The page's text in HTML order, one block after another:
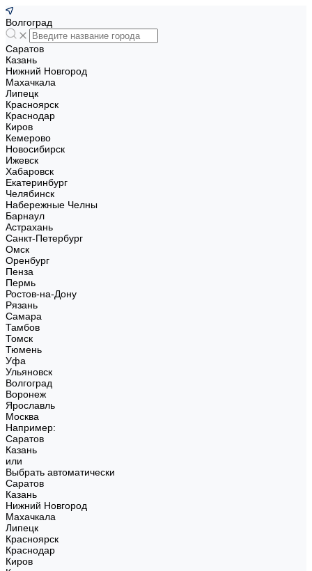
Волгоград
Саратов
Казань
Нижний Новгород
Махачкала
Липецк
Красноярск
Краснодар
Киров
Кемерово
Новосибирск
Ижевск
Хабаровск
Екатеринбург
Челябинск
Набережные Челны
Барнаул
Астрахань
Санкт-Петербург
Омск
Оренбург
Пенза
Пермь
Ростов-на-Дону
Рязань
Самара
Тамбов
Томск
Тюмень
Уфа
Ульяновск
Волгоград
Воронеж
Ярославль
Москва
Например:
Саратов
Казань
или
Выбрать автоматически
Саратов
Казань
Нижний Новгород
Махачкала
Липецк
Красноярск
Краснодар
Киров